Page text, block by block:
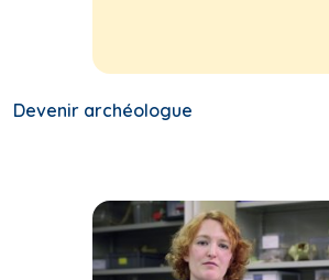
Devenir archéologue